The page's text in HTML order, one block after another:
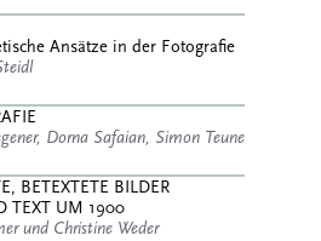
Ansätze in der Fotografie
Dorna Safaian, Simon Teune
BETEXTETE BILDER
TEXT UM 1900
und Christine Weder